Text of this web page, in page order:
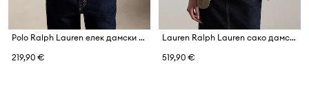
Polo Ralph Lauren елек дамски от деним
219,90 €
Lauren Ralph Lauren сако дамско
519,90 €